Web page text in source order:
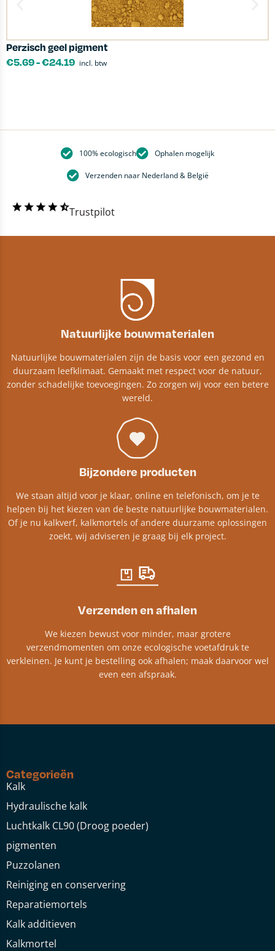
Perzisch geel pigment
€5.69-€24.19 incl. btw
100% ecologisch Ophalen mogelijk
Verzenden naar Nederland & België
Trustpilot
Natuurlijke bouwmaterialen
Natuurlijke bouwmaterialen zijn de basis voor een gezond en
duurzaam leefklimaat. Gemaakt met respect voor de natuur,
zonder schadelijke toevoegingen. Zo zorgen wij voor een betere
wereld.
Bijzondere producten
We staan altijd voor je klaar, online en telefonisch, om je te
helpen bij het kiezen van de beste natuurlijke bouwmaterialen.
Of je nu kalkverf, kalkmortels of andere duurzame oplossingen
zoekt, wij adviseren je graag bij elk project.​
Verzenden en afhalen
We kiezen bewust voor minder, maar grotere
verzendmomenten om onze ecologische voetafdruk te
verkleinen. Je kunt je bestelling ook afhalen; maak daarvoor wel
even een afspraak.
Categorieën
Kalk
Hydraulische kalk
Luchtkalk CL90 (Droog poeder)
pigmenten
Puzzolanen
Reiniging en conservering
Reparatiemortels
Kalk additieven
Kalkmortel